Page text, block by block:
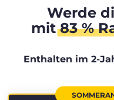
Werde
mit83 %
Enthalten im 2-